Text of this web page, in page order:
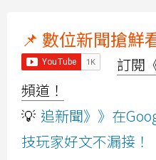
📌 數位新聞搶鮮
訂閱
頻道！
💡 追新聞》》在
技玩家好文不漏接！